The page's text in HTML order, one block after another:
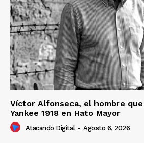
Víctor Alfonseca, el hombre
Yankee 1918 en Hato Mayor
Atacando Digital - Agosto 6, 2026